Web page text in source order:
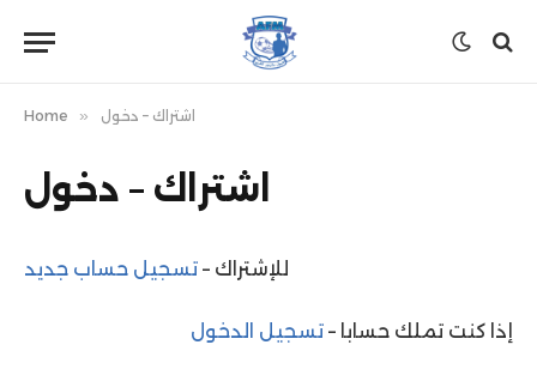
Home » اشتراك – دخول
اشتراك – دخول
للإشتراك – تسجيل حساب جديد
إذا كنت تملك حسابا – تسجيل الدخول